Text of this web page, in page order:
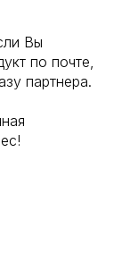
Вы
по почте,
партнера.